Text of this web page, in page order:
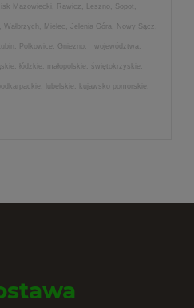
Mazowiecki, Rawicz, Leszno, Sopot,
Wałbrzych, Mielec, Jelenia Góra, Nowy Sącz,
Polkowice, Gniezno, województwa:
łódzkie, małopolskie, świętokrzyskie,
lubelskie, kujawsko pomorskie,